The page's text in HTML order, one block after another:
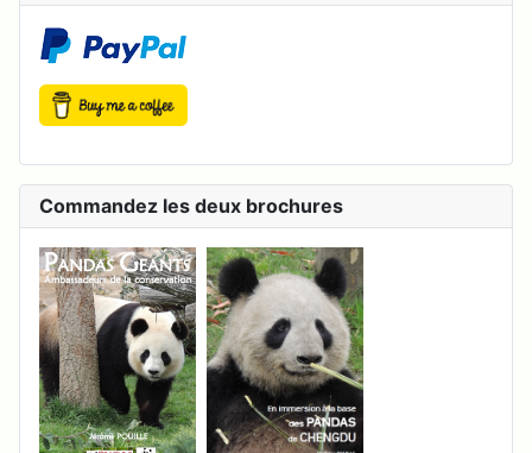
Commandez les deux brochures